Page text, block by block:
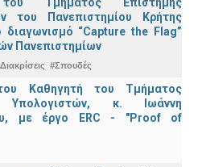
του Πανεπιστημίου Κρήτης
διαγωνισμό “Capture the Flag”
Πανεπιστημίων
#Σπουδές
Καθηγητή του Τμήματος
Υπολογιστών, κ. Ιωάννη
με έργο ERC - "Proof of